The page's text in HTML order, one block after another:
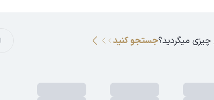
چیزی میگردید؟جستجو کنید